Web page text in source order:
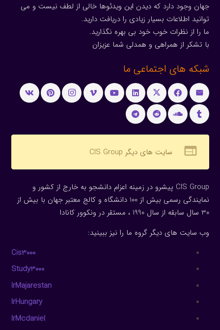
جهان وجود دارد که دیدن این ویدئوها خالی از لطف نیست و می
توانید اطلاعات بسیار زیادی را دریافت دارید.
ما را از نظرات خوب خود بی بهره نگذارید.
با تشکر از همراهی و همدلی شما عزیزان
شبکه های اجتماعی ما
web سایت های دیگر CIS Group
CIS Group پیشرو در زمینه اعزام دانشجو به خارج از کشور و
نمایندگی رسمی بیش از 100 دانشگاه و کالج معتبر جهان با بیش از
30 سال سابقه از سال 1990 ، مستقر در ونکوور کانادا
وب سایت های دیگر گروه ما را نیز ببینید:
Cis3000
Study3000
IrMajarestan
IrHungary
IrMcdaniel